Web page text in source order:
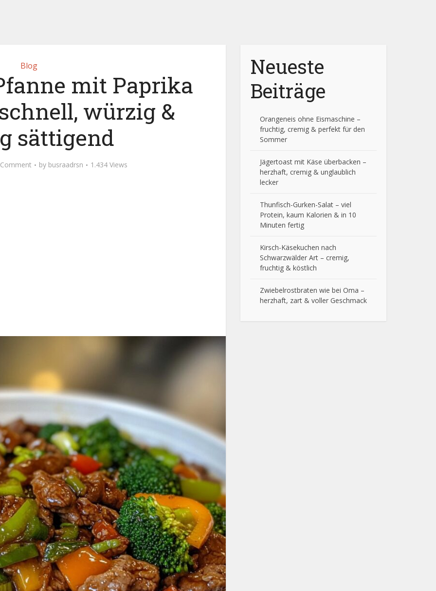
Blog
mit Paprika
würzig &
sättigend
by busraadrsn 1.434 Views
Neueste
Beiträge
Orangeneis ohne Eismaschine –
fruchtig, cremig & perfekt für den
Sommer
Jägertoast mit Käse überbacken –
herzhaft, cremig & unglaublich
lecker
Thunfisch-Gurken-Salat – viel
Protein, kaum Kalorien & in 10
Minuten fertig
Kirsch-Käsekuchen nach
Schwarzwälder Art – cremig,
fruchtig & köstlich
Zwiebelrostbraten wie bei Oma –
herzhaft, zart & voller Geschmack